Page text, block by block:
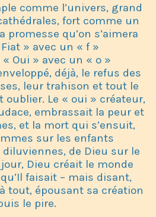
comme l’univers, grand
fort comme un
promesse qu’on s’aimera
» avec un « f »
Oui » avec un « o »
déjà, le refus des
leur trahison et tout le
oublier. Le « oui » créateur,
embrassait la peur et
et la mort qui s’ensuit,
sur les enfants
de Dieu sur le
Dieu créait le monde
faisait – mais disant,
tout, épousant sa création
le pire.